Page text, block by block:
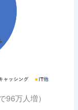
96万人増）